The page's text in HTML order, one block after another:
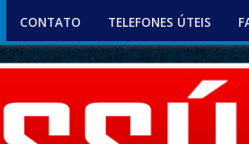
CONTATO TELEFONES ÚTEIS